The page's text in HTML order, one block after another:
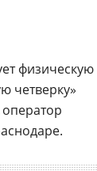
физическую
четверку»